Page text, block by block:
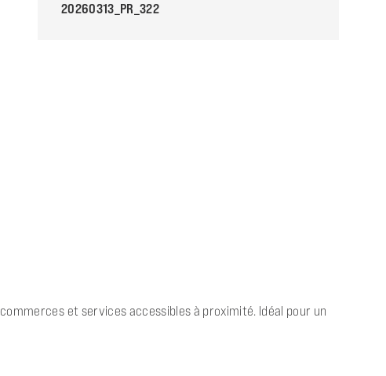
20260313_PR_322
et services accessibles à proximité. Idéal pour un